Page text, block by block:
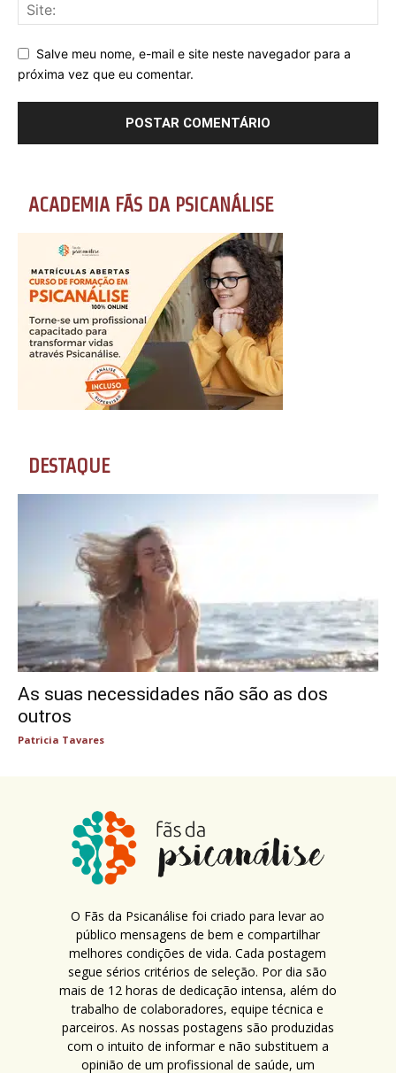
Salve meu nome, e-mail e site neste navegador para a
próxima vez que eu comentar.
ACADEMIA FÃS DA PSICANÁLISE
DESTAQUE
As suas necessidades não são as dos
outros
Patricia Tavares
O Fãs da Psicanálise foi criado para levar ao
público mensagens de bem e compartilhar
melhores condições de vida. Cada postagem
segue sérios critérios de seleção. Por dia são
mais de 12 horas de dedicação intensa, além do
trabalho de colaboradores, equipe técnica e
parceiros. As nossas postagens são produzidas
com o intuito de informar e não substituem a
opinião de um profissional de saúde, um